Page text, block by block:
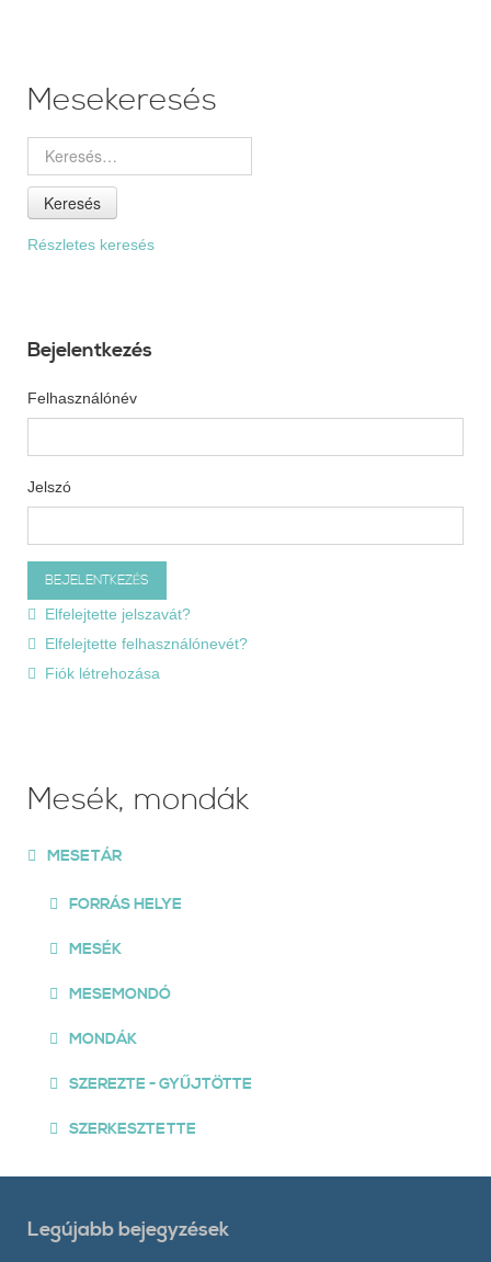
Mesekeresés
Keresés
Részletes keresés
Bejelentkezés
Felhasználónév
Jelszó
Elfelejtette jelszavát?
Elfelejtette felhasználónevét?
Fiók létrehozása
Mesék, mondák
MESETÁR
FORRÁS HELYE
MESÉK
MESEMONDÓ
MONDÁK
SZEREZTE - GYŰJTÖTTE
SZERKESZTETTE
Legújabb bejegyzések